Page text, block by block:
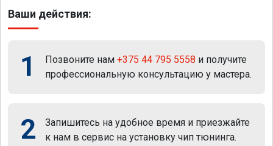
Ваши действия:
1 Позвоните нам +375 44 795 5558 и получите
профессиональную консультацию у мастера.
2
Запишитесь на удобное время и приезжайте
к нам в сервис на установку чип тюнинга.